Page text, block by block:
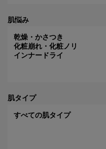
肌悩み
乾燥・かさつき
化粧崩れ・化粧ノリ
インナードライ
肌タイプ
すべての肌タイプ